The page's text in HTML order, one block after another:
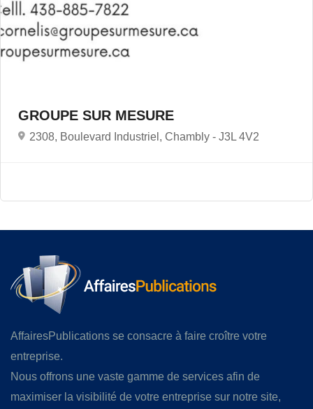
GROUPE SUR MESURE
2308, Boulevard Industriel, Chambly - J3L 4V2
AffairesPublications se consacre à faire croître votre
entreprise.
Nous offrons une vaste gamme de services afin de
maximiser la visibilité de votre entreprise sur notre site,